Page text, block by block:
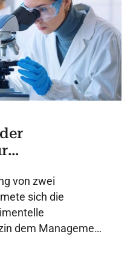
Medizin
von zwei
sich die
dem Management
den